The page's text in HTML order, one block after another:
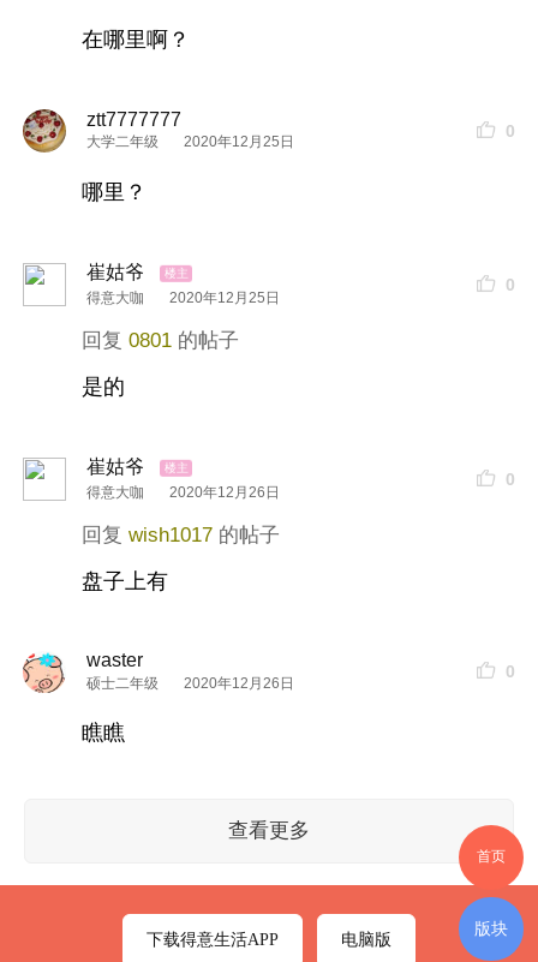
在哪里啊？
ztt7777777
大学二年级 2020年12月25日
0
哪里？
崔姑爷
得意大咖 2020年12月25日
0
0801
是的
崔姑爷
得意大咖 2020年12月26日
0
wish1017
盘子上有
waster
硕士二年级 2020年12月26日
0
瞧瞧
查看更多
首页
版块
下载得意生活APP 电脑版